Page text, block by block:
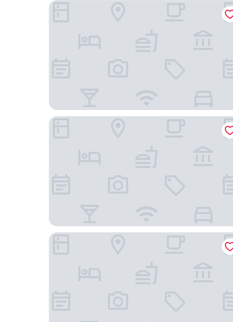
โรงแรมแคนทารี โคราช
วี แกรนด์ เอเวอร์ 9
โรงแรมไอซาน่า โคราช